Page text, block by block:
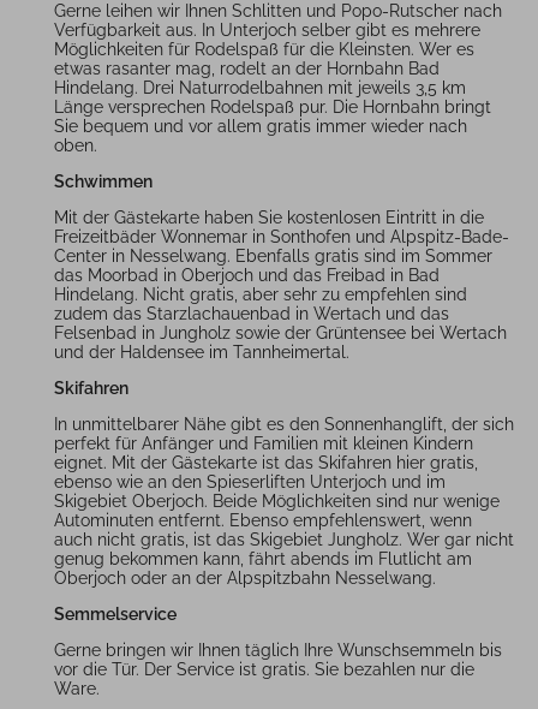
Gerne leihen wir Ihnen Schlitten und Popo-Rutscher nach
Verfügbarkeit aus. In Unterjoch selber gibt es mehrere
Möglichkeiten für Rodelspaß für die Kleinsten. Wer es
etwas rasanter mag, rodelt an der Hornbahn Bad
Hindelang. Drei Naturrodelbahnen mit jeweils 3,5 km
Länge versprechen Rodelspaß pur. Die Hornbahn bringt
Sie bequem und vor allem gratis immer wieder nach
oben.
Schwimmen
Mit der Gästekarte haben Sie kostenlosen Eintritt in die
Freizeitbäder Wonnemar in Sonthofen und Alpspitz-Bade-
Center in Nesselwang. Ebenfalls gratis sind im Sommer
das Moorbad in Oberjoch und das Freibad in Bad
Hindelang. Nicht gratis, aber sehr zu empfehlen sind
zudem das Starzlachauenbad in Wertach und das
Felsenbad in Jungholz sowie der Grüntensee bei Wertach
und der Haldensee im Tannheimertal.
Skifahren
In unmittelbarer Nähe gibt es den Sonnenhanglift, der sich
perfekt für Anfänger und Familien mit kleinen Kindern
eignet. Mit der Gästekarte ist das Skifahren hier gratis,
ebenso wie an den Spieserliften Unterjoch und im
Skigebiet Oberjoch. Beide Möglichkeiten sind nur wenige
Autominuten entfernt. Ebenso empfehlenswert, wenn
auch nicht gratis, ist das Skigebiet Jungholz. Wer gar nicht
genug bekommen kann, fährt abends im Flutlicht am
Oberjoch oder an der Alpspitzbahn Nesselwang.
Semmelservice
Gerne bringen wir Ihnen täglich Ihre Wunschsemmeln bis
vor die Tür. Der Service ist gratis. Sie bezahlen nur die
Ware.